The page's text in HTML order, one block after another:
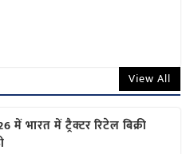
View All
में भारत में ट्रैक्टर रिटेल बिक्री